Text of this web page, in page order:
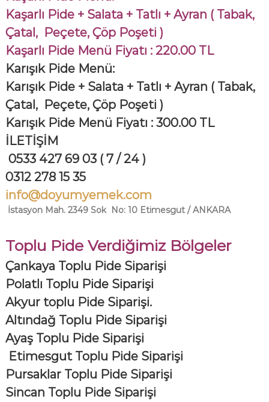
Kaşarlı Pide + Salata + Tatlı + Ayran ( Tabak,
Çatal, Peçete, Çöp Poşeti )
Kaşarlı Pide Menü Fiyatı : 220.00 TL
Karışık Pide Menü:
Karışık Pide + Salata + Tatlı + Ayran ( Tabak,
Çatal, Peçete, Çöp Poşeti )
Karışık Pide Menü Fiyatı : 300.00 TL
İLETİŞİM
0533 427 69 03 ( 7 / 24 )
0312 278 15 35
info@doyumyemek.com
İstasyon Mah. 2349 Sok No: 10 Etimesgut / ANKARA
Toplu Pide Verdiğimiz Bölgeler
Çankaya Toplu Pide Siparişi
Polatlı Toplu Pide Siparişi
Akyur toplu Pide Siparişi.
Altındağ Toplu Pide Siparişi
Ayaş Toplu Pide Siparişi
Etimesgut Toplu Pide Siparişi
Pursaklar Toplu Pide Siparişi
Sincan Toplu Pide Siparişi